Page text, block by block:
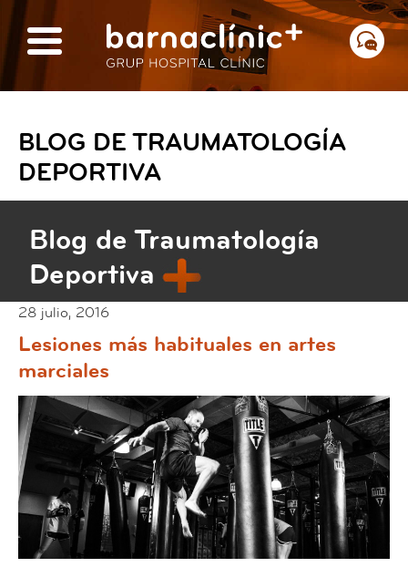
BLOG DE TRAUMATOLOGÍA
DEPORTIVA
Blog de Traumatología
Deportiva
28 julio, 2016
Lesiones más habituales en artes
marciales